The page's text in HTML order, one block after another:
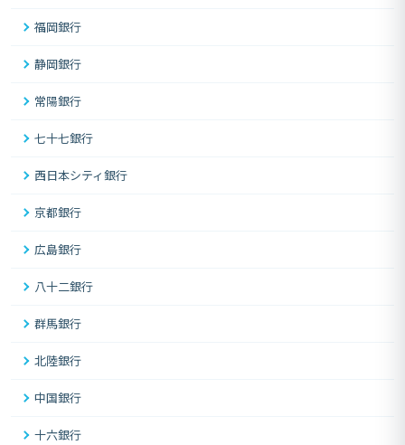
福岡銀行
静岡銀行
常陽銀行
七十七銀行
西日本シティ銀行
京都銀行
広島銀行
八十二銀行
群馬銀行
北陸銀行
中国銀行
十六銀行